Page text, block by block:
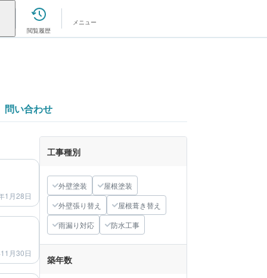
閲覧履歴
メニュー
問い合わせ
1月28日
月30日
工事種別
外壁塗装
屋根塗装
外壁張り替え
屋根葺き替え
雨漏り対応
防水工事
築年数